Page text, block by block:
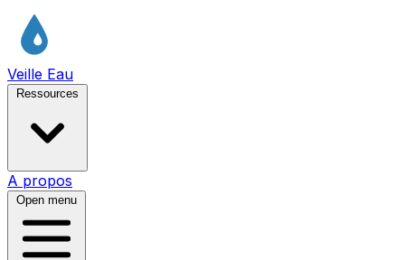
Veille Eau
Ressources
A propos
Open menu